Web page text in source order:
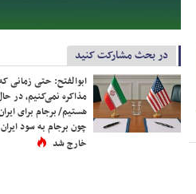
در بحث مشارکت کنید
ابوالفتح: حتی زمانی
مذاکره نمی‌کنیم، در
هستیم/ برجام برای
چون برجام به سود ایران
خارج شد